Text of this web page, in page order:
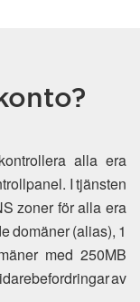
alla era
I tjänsten
zoner för alla era
domäner (alias), 1
med 250MB
av